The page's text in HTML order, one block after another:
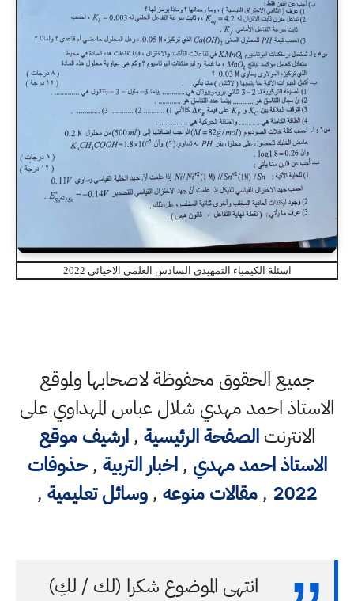
اسئلة الكيمياء التمهيدي السادس العلمي الاحيائي 2022
جميع الحقوق محفوظة لاصحابها ولموقع
الاستاذ احمد مهدي شلال عباس المهداوي على
الانترنتالصفحة الرئيسية ,ارشيف موقع
الاستاذ احمد مهدي ,اخبار التربية ,حذوفات
2022
,مقالات منوعه ,وسائل تعليمية ,
انتهى الموضوع شكرا (لك / لكِ)